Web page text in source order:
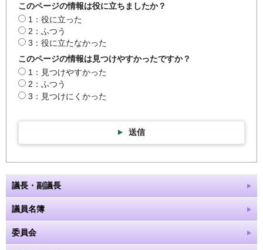
このページの情報は役に立ちましたか？
1：役に立った
2：ふつう
3：役に立たなかった
このページの情報は見つけやすかったですか？
1：見つけやすかった
2：ふつう
3：見つけにくかった
送信
議長・副議長
議員名簿
委員会